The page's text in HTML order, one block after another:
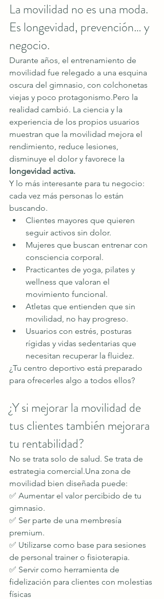
La movilidad no es una moda.
Es longevidad, prevención… y
negocio.
Durante años, el entrenamiento de
movilidad fue relegado a una esquina
oscura del gimnasio, con colchonetas
viejas y poco protagonismo.Pero la
realidad cambió. La ciencia y la
experiencia de los propios usuarios
muestran que la movilidad mejora el
rendimiento, reduce lesiones,
disminuye el dolor y favorece la
longevidad activa.
Y lo más interesante para tu negocio:
cada vez más personas lo están
buscando.
Clientes mayores que quieren
seguir activos sin dolor.
Mujeres que buscan entrenar con
consciencia corporal.
Practicantes de yoga, pilates y
wellness que valoran el
movimiento funcional.
Atletas que entienden que sin
movilidad, no hay progreso.
Usuarios con estrés, posturas
rígidas y vidas sedentarias que
necesitan recuperar la fluidez.
¿Tu centro deportivo está preparado
para ofrecerles algo a todos ellos?
¿Y si mejorar la movilidad de
tus clientes también mejorara
tu rentabilidad?
No se trata solo de salud. Se trata de
estrategia comercial.Una zona de
movilidad bien diseñada puede:
✅ Aumentar el valor percibido de tu
gimnasio.
✅ Ser parte de una membresía
premium.
✅ Utilizarse como base para sesiones
de personal trainer o fisioterapia.
✅ Servir como herramienta de
fidelización para clientes con molestias
físicas